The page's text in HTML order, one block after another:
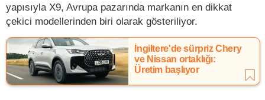
yapısıyla X9, Avrupa pazarında markanın en dikkat
çekici modellerinden biri olarak gösteriliyor.
İngiltere'de sürpriz Chery
ve Nissan ortaklığı:
Üretim başlıyor